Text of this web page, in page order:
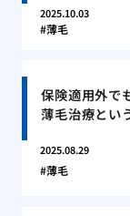
2025.10.03
薄毛
保険適用外で
薄毛治療とい
2025.08.29
薄毛